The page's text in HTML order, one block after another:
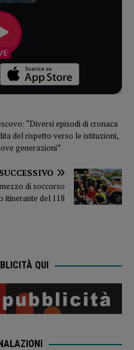
“Diversi episodi di cronaca
del rispetto verso le istituzioni,
generazioni”
SUCCESSIVO
di soccorso
itinerante del 118
QUI